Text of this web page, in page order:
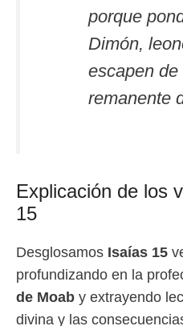
porque
Dimón,
escapen
remanente
Explicación de los
15
Desglosamos Isaías 15
profundizando en la
de Moab y extrayendo
divina y las